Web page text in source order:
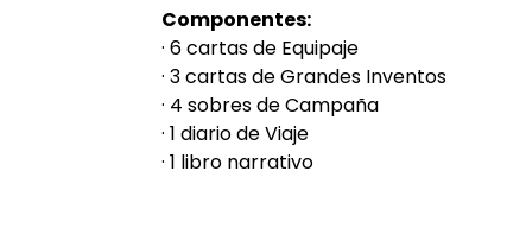
Componentes:
· 6 cartas de Equipaje
· 3 cartas de Grandes Inventos
· 4 sobres de Campaña
· 1 diario de Viaje
· 1 libro narrativo